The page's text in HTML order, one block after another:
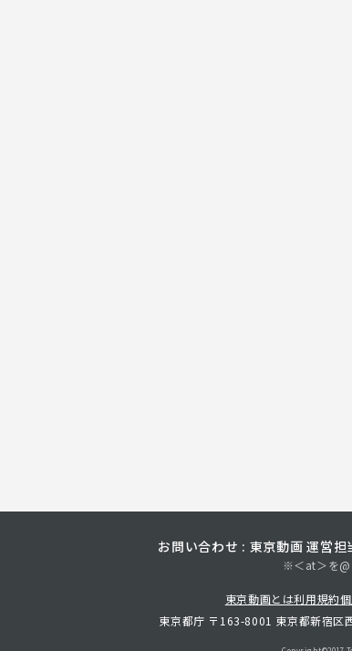
お問い合わせ : 東京動画 運営担
※＜at＞を@
東京動画とは利用規約
東京都庁 〒163-8001 東京都新宿区